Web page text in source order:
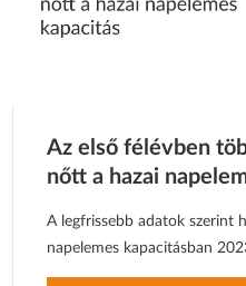
Az első félévben
nőtt a hazai
A legfrissebb adatok szerint
napelemes kapacitásban